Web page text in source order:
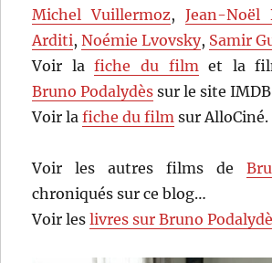
Michel Vuillermoz,Jean-Noël
Arditi,Noémie Lvovsky, Samir
Voir lafiche du filmet la
Bruno Podalydès sur le site
Voir lafiche du film sur AlloCiné.
Voir les autres films de
chroniqués sur ce blog…
Voir leslivres sur Bruno